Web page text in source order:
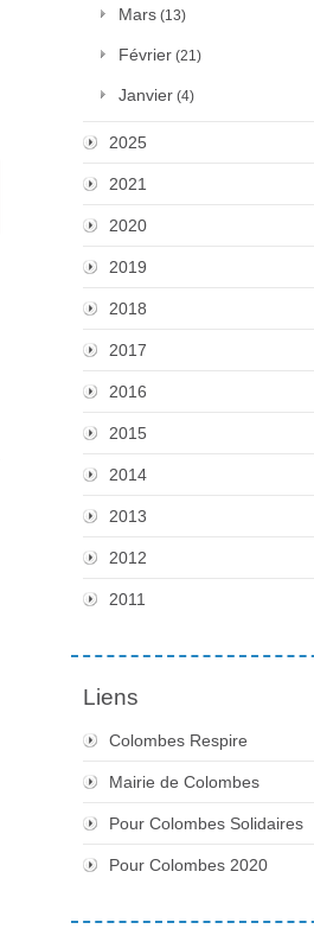
Mars (13)
Février (21)
Janvier (4)
2025
2021
2020
2019
2018
2017
2016
2015
2014
2013
2012
2011
Liens
Colombes Respire
Mairie de Colombes
Pour Colombes Solidaires
Pour Colombes 2020